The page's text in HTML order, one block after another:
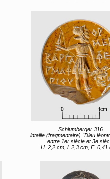
Schlumberger.316
intaille (fragmentaire) "Dieu léontocéphale tenant une tête
entre 1er siècle et 3e
H. 2,2 cm, l. 2,3 cm, E. 0,41